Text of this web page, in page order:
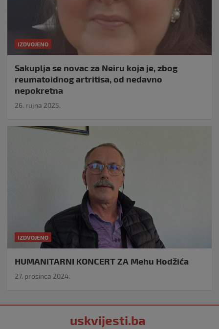
IZDVOJENO
Sakuplja se novac za Neiru koja je, zbog
reumatoidnog artritisa, od nedavno
nepokretna
26. rujna 2025.
IZDVOJENO
HUMANITARNI KONCERT ZA Mehu Hodžića
27. prosinca 2024.
uskvijesti.ba